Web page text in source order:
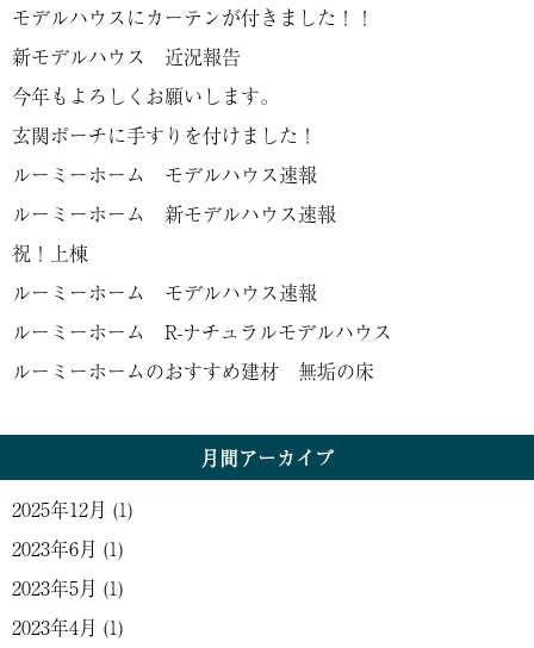
モデルハウスにカーテンが付きました！！
新モデルハウス 近況報告
今年もよろしくお願いします。
玄関ポーチに手すりを付けました！
ルーミーホーム モデルハウス速報
ルーミーホーム 新モデルハウス速報
祝！上棟
ルーミーホーム モデルハウス速報
ルーミーホーム R-ナチュラルモデルハウス
ルーミーホームのおすすめ建材 無垢の床
月間アーカイブ
2025年12月 (1)
2023年6月 (1)
2023年5月 (1)
2023年4月 (1)